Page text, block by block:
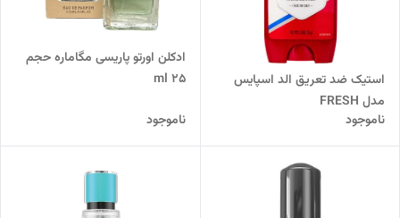
استیک ضد تعریق الد اسپایس
مدل FRESH
ناموجود
ادکلن اورتو پاریسی مگاماره حجم
۲۵ ml
ناموجود